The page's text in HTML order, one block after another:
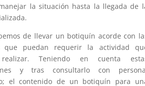
la situación hasta la llegada de
de llevar un botiquín acorde con
que puedan requerir la actividad
Teniendo en cuenta
y tras consultarlo con
el contenido de un botiquín para